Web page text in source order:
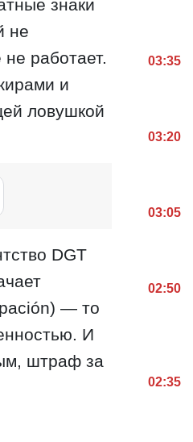
знаки
не
работает.
и
ловушкой
DGT
— то
И
штраф за
03:35
03:20
03:05
02:50
02:35